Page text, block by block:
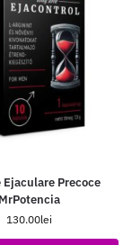
Ejaculare Precoce
MrPotencia
130.00lei